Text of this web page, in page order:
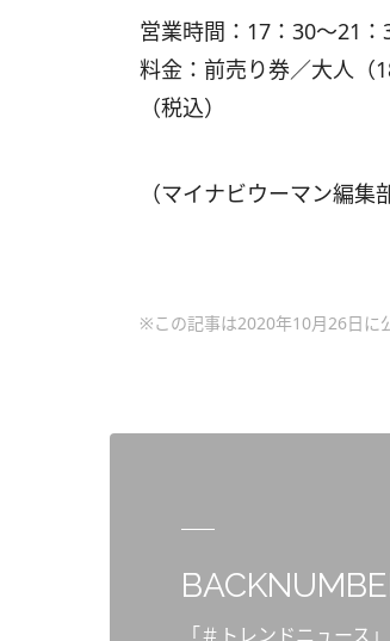
営業時間：17：30～21：
料金：前売り券／大人（
（税込）
（マイナビウーマン編集
※この記事は2020年10月26日に
「＃トレンドニュース